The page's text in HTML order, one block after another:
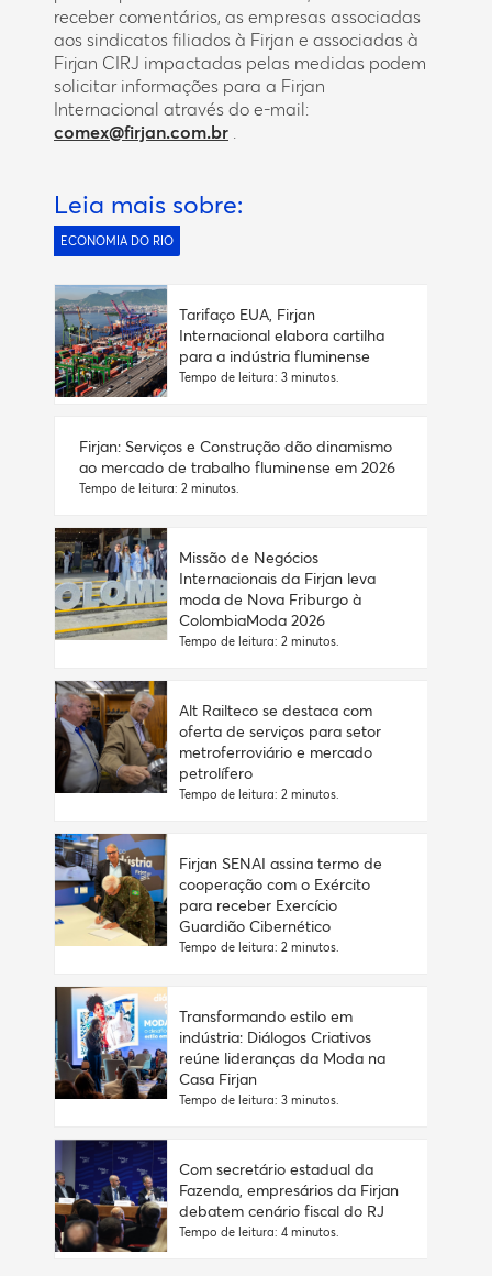
receber comentários, as empresas associadas
aos sindicatos filiados à Firjan e associadas à
Firjan CIRJ impactadas pelas medidas podem
solicitar informações para a Firjan
Internacional através do e-mail:
comex@firjan.com.br
Leia mais sobre:
ECONOMIA DO RIO
Tarifaço EUA, Firjan
Internacional elabora cartilha
para a indústria fluminense
Tempo de leitura: 3 minutos.
Firjan: Serviços e Construção dão dinamismo
ao mercado de trabalho fluminense em 2026
Tempo de leitura: 2 minutos.
Missão de Negócios
Internacionais da Firjan leva
moda de Nova Friburgo à
ColombiaModa 2026
Tempo de leitura: 2 minutos.
Alt Railteco se destaca com
oferta de serviços para setor
metroferroviário e mercado
petrolífero
Tempo de leitura: 2 minutos.
Firjan SENAI assina termo de
cooperação com o Exército
para receber Exercício
Guardião Cibernético
Tempo de leitura: 2 minutos.
Transformando estilo em
indústria: Diálogos Criativos
reúne lideranças da Moda na
Casa Firjan
Tempo de leitura: 3 minutos.
Com secretário estadual da
Fazenda, empresários da Firjan
debatem cenário fiscal do RJ
Tempo de leitura: 4 minutos.